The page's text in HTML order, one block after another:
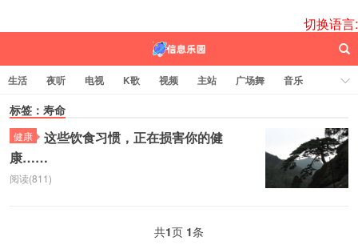
切换语言:
生活 夜听 电视 K歌 视频 主站 广场舞
音乐
歌曲
电台
标签：寿命
健康
这些饮食习惯，正在损害你的健
康……
阅读(811)
共1页 1条